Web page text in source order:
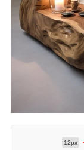
12px